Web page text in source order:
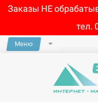
Заказы НЕ
тел.
Меню